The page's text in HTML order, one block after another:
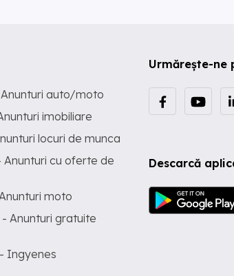
Urmărește-ne
Descarcă
auto/moto
imobiliare
locuri de munca
Anunturi cu oferte de
moto
- Anunturi gratuite
- Ingyenes